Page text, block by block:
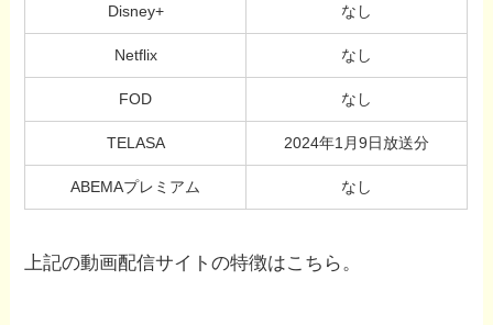
Disney+ なし
Netflix なし
FOD なし
TELASA 2024年1月9日放送分
ABEMAプレミアム なし
上記の動画配信サイトの特徴はこちら。